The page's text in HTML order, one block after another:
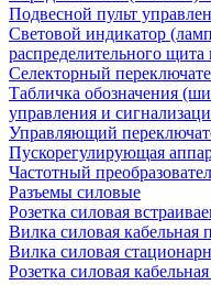
Подвесной пульт
Световой индикатор
распределительного
Селекторный
Табличка обозначения
управления и
Управляющий
Пускорегулирующая
Частотный
Разъемы силовые
Розетка силовая
Вилка силовая кабельная
Вилка силовая
Розетка силовая